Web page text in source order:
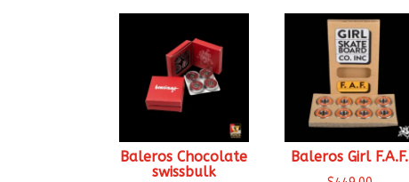
Baleros Chocolate
swissbulk
Baleros Girl F.A.F.